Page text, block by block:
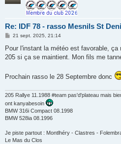
Re: IDF 78 - rasso Mesnils St
M
s
a
21 sept. 2025, 21:14
Pour l'instant la météo est favorable,
205 si ça se maintient. Mon fils me
Prochain rasso le 28 Septembre donc
205 Rallye 11.1988 #team pas'd'plateau mais
ont kanyabesoin
BMW 316i Compact 08.1998
BMW 528ia 08.1996
Je piste partout : Montlhéry - Clastres -
Le Mas du Clos